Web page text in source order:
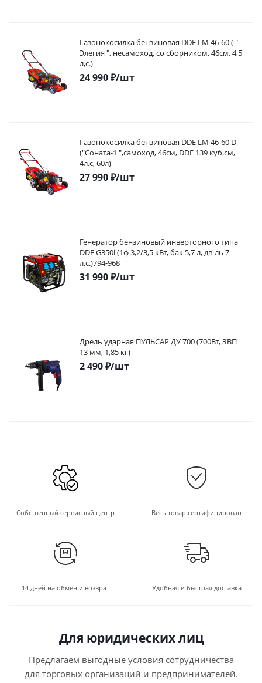
Газонокосилка бензиновая DDE LM 46-60 ( "
Элегия ", несамоход. со сборником, 46см, 4,5
л,с.)
24 990₽/шт
Газонокосилка бензиновая DDE LM 46-60 D
("Соната-1 ",самоход, 46cм, DDE 139 куб.см,
4л.с, 60л)
27 990₽/шт
Генератор бензиновый инверторного типа
DDE G350i (1ф 3,2/3,5 кВт, бак 5,7 л, дв-ль 7
л.с.)794-968
31 990₽/шт
Дрель ударная ПУЛЬСАР ДУ 700 (700Вт, ЗВП
13 мм, 1,85 кг)
2 490₽/шт
Собственный сервисный центр Весь товар сертифицирован
14 дней на обмен и возврат Удобная и быстрая доставка
Для юридических лиц
Предлагаем выгодные условия сотрудничества
для торговых организаций и предпринимателей.